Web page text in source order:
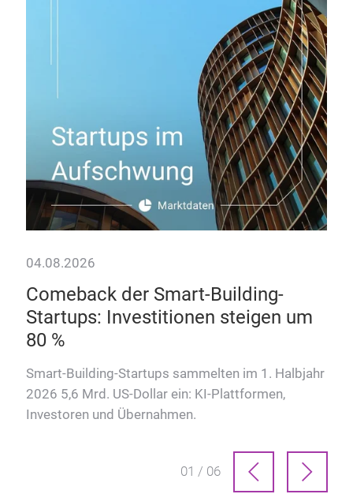
04.08.2026
Comeback der Smart-Building-
Startups: Investitionen steigen um
80 %
Smart-Building-Startups sammelten im 1. Halbjahr
2026 5,6 Mrd. US-Dollar ein: KI-Plattformen,
Investoren und Übernahmen.
01 / 06